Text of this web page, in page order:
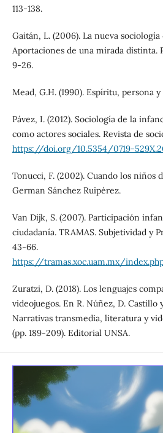
113-138.
Gaitán, L. (2006). La nueva
Aportaciones de una mirada distinta.
9-26.
Mead, G.H. (1990). Espíritu, persona
Pávez, I. (2012). Sociología de la
como actores sociales. Revista de
https://doi.org/10.5354/0719-
Tonucci, F. (2002). Cuando los niños
German Sánchez Ruipérez.
Van Dijk, S. (2007). Participación
ciudadanía. TRAMAS. Subjetividad y
43-66.
https://tramas.xoc.uam.mx/
Zuratzi, D. (2018). Los lenguajes
videojuegos. En R. Núñez, D. Castillo
Narrativas transmedia, literatura y
(pp. 189-209). Editorial UNSA.